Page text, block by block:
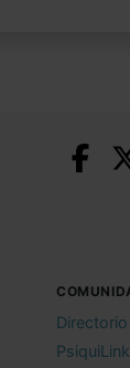
PsiquiLink